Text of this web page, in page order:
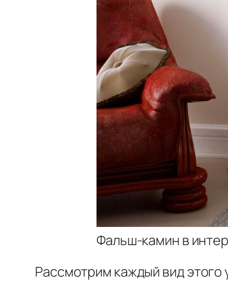
Фальш-камин в
Рассмотрим каждый вид